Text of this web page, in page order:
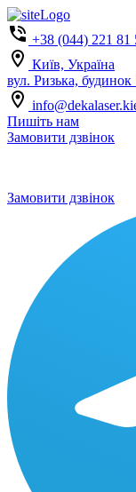
+38 (044) 221 81
Київ, Україна
вул. Ризька, будинок
Пишіть нам
Замовити дзвінок
Замовити дзвінок